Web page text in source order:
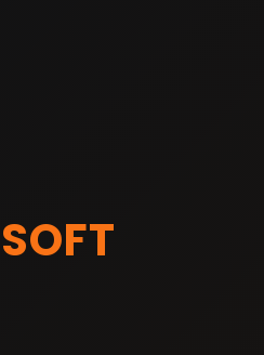
SOFT